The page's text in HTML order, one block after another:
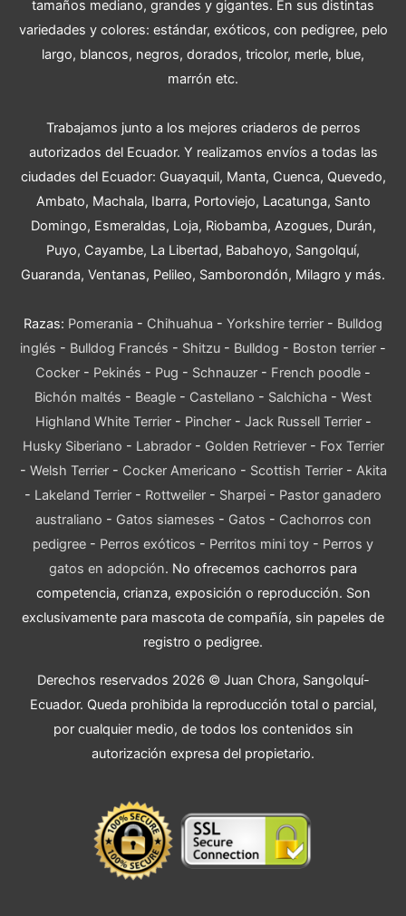
tamaños mediano, grandes y gigantes. En sus distintas
variedades y colores: estándar, exóticos, con pedigree, pelo
largo, blancos, negros, dorados, tricolor, merle, blue,
marrón etc.
Trabajamos junto a los mejores criaderos de perros
autorizados del Ecuador. Y realizamos envíos a todas las
ciudades del Ecuador: Guayaquil, Manta, Cuenca, Quevedo,
Ambato, Machala, Ibarra, Portoviejo, Lacatunga, Santo
Domingo, Esmeraldas, Loja, Riobamba, Azogues, Durán,
Puyo, Cayambe, La Libertad, Babahoyo, Sangolquí,
Guaranda, Ventanas, Pelileo, Samborondón, Milagro y más.
Razas: Pomerania - Chihuahua - Yorkshire terrier - Bulldog
inglés - Bulldog Francés - Shitzu - Bulldog - Boston terrier -
Cocker - Pekinés - Pug - Schnauzer - French poodle -
Bichón maltés - Beagle - Castellano - Salchicha - West
Highland White Terrier- Pincher- Jack Russell Terrier-
Husky Siberiano - Labrador- Golden Retriever- Fox Terrier
- Welsh Terrier- Cocker Americano - Scottish Terrier- Akita
- Lakeland Terrier - Rottweiler - Sharpei - Pastor ganadero
australiano - Gatos siameses - Gatos - Cachorros con
pedigree - Perros exóticos - Perritos mini toy - Perros y
gatos en adopción. No ofrecemos cachorros para
competencia, crianza, exposición o reproducción. Son
exclusivamente para mascota de compañía, sin papeles de
registro o pedigree.
Derechos reservados 2026 © Juan Chora, Sangolquí-
Ecuador. Queda prohibida la reproducción total o parcial,
por cualquier medio, de todos los contenidos sin
autorización expresa del propietario.